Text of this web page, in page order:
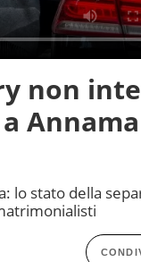
non
lo stato della